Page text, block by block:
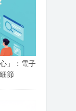
」：電子
節